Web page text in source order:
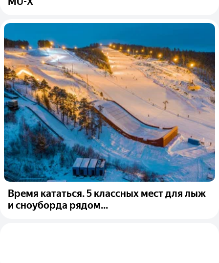
Время кататься. 5 классных мест для лыж
и сноуборда рядом...